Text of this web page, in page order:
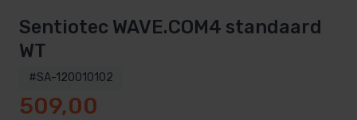
Sentiotec WAVE.COM4 standaard
WT
#SA-120010102
509,00